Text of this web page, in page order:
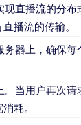
直播流的分布
播流的传输。
器上，确保
当用户再次
耗。